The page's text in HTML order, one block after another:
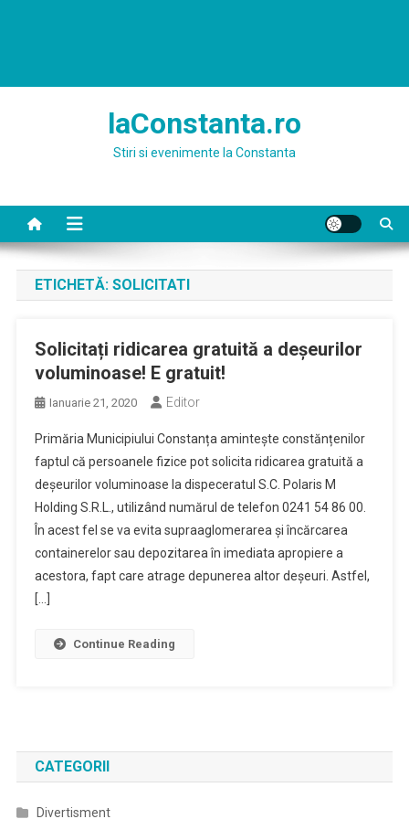
laConstanta.ro
Stiri si evenimente la Constanta
ETICHETĂ: SOLICITATI
Solicitați ridicarea gratuită a deșeurilor
voluminoase! E gratuit!
Ianuarie 21, 2020 Editor
Primăria Municipiului Constanța amintește constănțenilor
faptul că persoanele fizice pot solicita ridicarea gratuită a
deșeurilor voluminoase la dispeceratul S.C. Polaris M
Holding S.R.L., utilizând numărul de telefon 0241 54 86 00.
În acest fel se va evita supraaglomerarea și încărcarea
containerelor sau depozitarea în imediata apropiere a
acestora, fapt care atrage depunerea altor deșeuri. Astfel,
[…]
Continue Reading
CATEGORII
Divertisment